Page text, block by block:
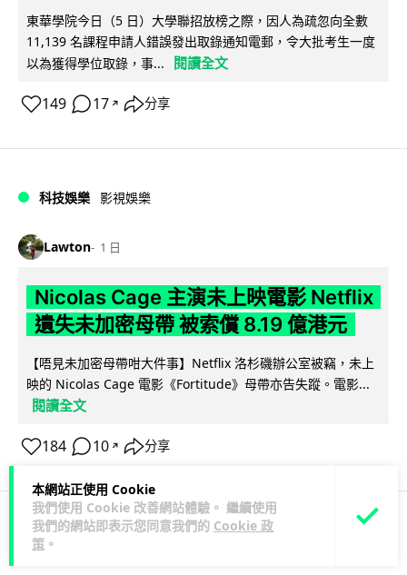
本網站正使用 Cookie
我們使用 Cookie 改善網站體驗。 繼續使用
我們的網站即表示您同意我們的 Cookie 政
策 。
東華學院今日（5 日）大學聯招放榜之際，因人為疏忽向全數
11,139 名課程申請人錯誤發出取錄通知電郵，令大批考生一度
以為獲得學位取錄，事...
閱讀全文
149 17 ↗ 分享
科技娛樂 影視娛樂
Lawton 1 日
Nicolas Cage 主演未上映電影 Netflix
遺失未加密母帶 被索償 8.19 億港元
【唔見未加密母帶咁大件事】Netflix 洛杉磯辦公室被竊，未上
映的 Nicolas Cage 電影《Fortitude》母帶亦告失蹤。電影...
閱讀全文
184 10 ↗ 分享
人工智能